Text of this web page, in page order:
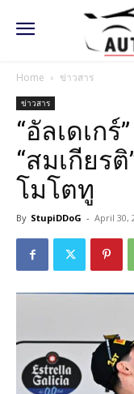
Home ข่าวสาร
ข่าวสาร
“อัลเดเก
“สมเกียร
โมโตทู
By StupiDDoG - April 30,